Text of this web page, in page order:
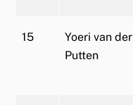
15
Yoeri van der
Putten